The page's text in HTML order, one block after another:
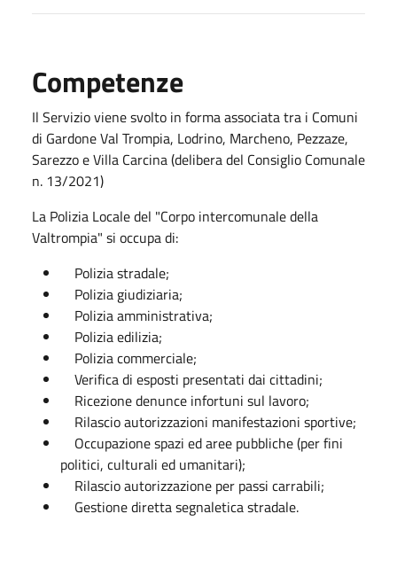
Competenze
Il Servizio viene svolto in forma associata tra i Comuni
di Gardone Val Trompia, Lodrino, Marcheno, Pezzaze,
Sarezzo e Villa Carcina (delibera del Consiglio Comunale
n. 13/2021)
La Polizia Locale del "Corpo intercomunale della
Valtrompia" si occupa di:
Polizia stradale;
Polizia giudiziaria;
Polizia amministrativa;
Polizia edilizia;
Polizia commerciale;
Verifica di esposti presentati dai cittadini;
Ricezione denunce infortuni sul lavoro;
Rilascio autorizzazioni manifestazioni sportive;
Occupazione spazi ed aree pubbliche (per fini
politici, culturali ed umanitari);
Rilascio autorizzazione per passi carrabili;
Gestione diretta segnaletica stradale.